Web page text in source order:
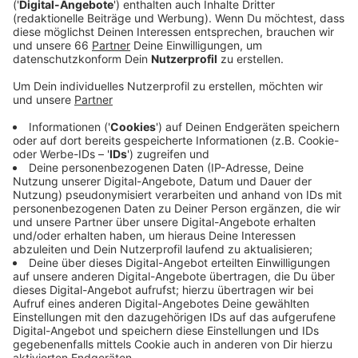
Anzeige
Auf der Fläche, die etwa so groß wie 15 Fußballfelder
ist, soll ein modernes Wohnviertel entstehen. Am
Mittwoch soll der Ausschuss für Planung- und
Stadtentwicklung die Durchführung des Wettbewerbs
beschließen. Das Neubaugebiet könnte dann auch Teil
der Wohnungsbauoffensive der Stadt werden. Bis
2030 sollen in Düsseldorf 8000 neue Wohnungen
entstehen.
Anzeige
Weitere Infos und Links zum Thema
Anzeige